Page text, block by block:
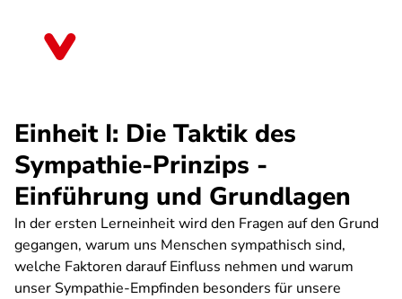
Einheit I: Die Taktik des
Sympathie-Prinzips -
Einführung und Grundlagen
In der ersten Lerneinheit wird den Fragen auf den Grund
gegangen, warum uns Menschen sympathisch sind,
welche Faktoren darauf Einfluss nehmen und warum
unser Sympathie-Empfinden besonders für unsere